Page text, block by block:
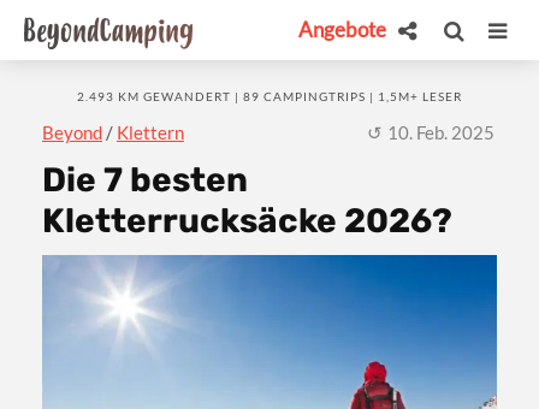
Angebote
Beyond / Klettern
2.493 KM GEWANDERT | 89 CAMPINGTRIPS | 1,5M+ LESER
10. Feb. 2025
Die 7 besten
Kletterrucksäcke 2026?